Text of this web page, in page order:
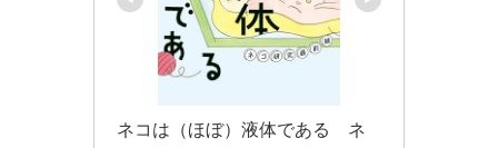
ネコは（ほぼ）液体である　ネ